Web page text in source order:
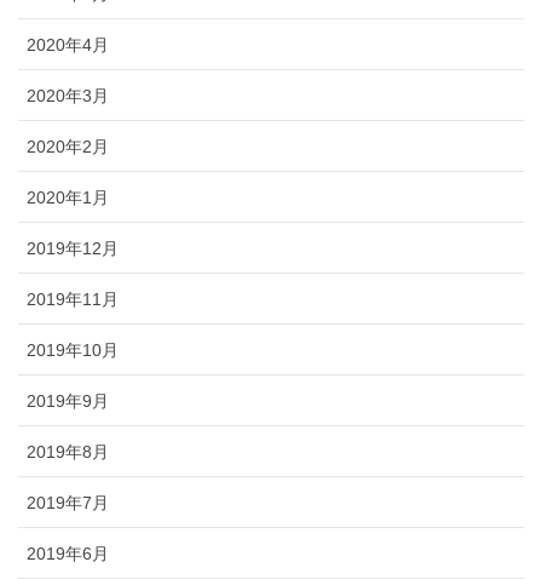
2020年4月
2020年3月
2020年2月
2020年1月
2019年12月
2019年11月
2019年10月
2019年9月
2019年8月
2019年7月
2019年6月